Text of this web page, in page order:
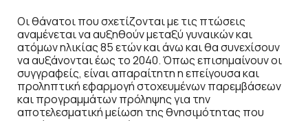
Οι θάνατοι που σχετίζονται με τις πτώσεις
αναμένεται να αυξηθούν μεταξύ γυναικών και
ατόμων ηλικίας 85 ετών και άνω και θα συνεχίσουν
να αυξάνονται έως το 2040. Όπως επισημαίνουν οι
συγγραφείς, είναι απαραίτητη η επείγουσα και
προληπτική εφαρμογή στοχευμένων παρεμβάσεων
και προγραμμάτων πρόληψης για την
αποτελεσματική μείωση της θνησιμότητας που